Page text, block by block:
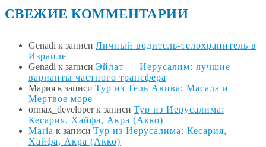
СВЕЖИЕ КОММЕНТАРИИ
Genadi к записи Личный водитель-телохранитель в
Израиле
Genadi к записи Эйлат — Иерусалим: лучшие
варианты частного трансфера
Мария к записи Тур из Тель Авива: Масада и
Мертвое море
ormax_developerк записи Тур из Иерусалима:
Кесария, Хайфа, Акра (Акко)
Maria к записи Тур из Иерусалима: Кесария,
Хайфа, Акра (Акко)